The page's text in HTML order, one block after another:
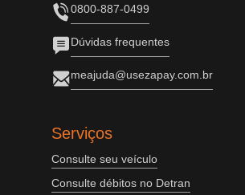
0800-887-0499
Dúvidas frequentes
meajuda@usezapay.com.br
Serviços
Consulte seu veículo
Consulte débitos no Detran